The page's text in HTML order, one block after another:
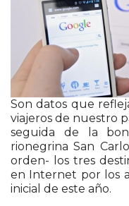
Son datos que
viajeros de nuestro
seguida de la
rionegrina San
orden- los tres
en Internet por los
inicial de este año.